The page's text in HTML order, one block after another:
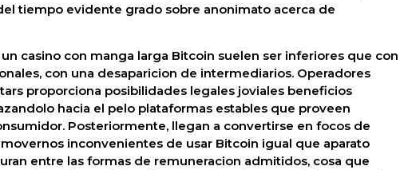
tiempo evidente grado sobre anonimato acerca de
casino con manga larga Bitcoin suelen ser inferiores que con
con una desaparicion de intermediarios. Operadores
proporciona posibilidades legales joviales beneficios
hacia el pelo plataformas estables que proveen
Posteriormente, llegan a convertirse en focos de
inconvenientes de usar Bitcoin igual que aparato
entre las formas de remuneracion admitidos, cosa que